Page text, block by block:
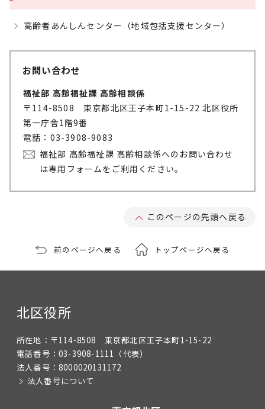
高齢者あんしんセンター（地域包括支援センター）
お問い合わせ
福祉部 高齢福祉課 高齢相談係
〒114-8508 東京都北区王子本町1-15-22 北区役所
第一庁舎1階9番
電話：03-3908-9083
福祉部 高齢福祉課 高齢相談係へのお問い合わせ
は専用フォームをご利用ください。
このページの先頭へ戻る
前のページへ戻る トップページへ戻る
北区役所
所在地： 〒114-8508 東京都北区王子本町1-15-22
電話番号： 03-3908-1111 （代表）
法人番号： 8000020131172
法人番号について